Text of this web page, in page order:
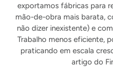
exportamos fábricas para
mão-de-obra mais barata,
não dizer inexistente) e
Trabalho menos eficiente,
praticando em escala
artigo do